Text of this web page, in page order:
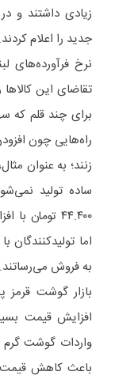
زیادی داشتند و
جدید را اعلام کردند.
نرخ فرآورده‌های
تقاضای این
برای چند قلم که
راه‌هایی چون
ساده تولید
به فروش می‌رساتند.
بازار گوشت
افزایش قیمت
واردات گوشت گرم
باعث کاهش قیمت